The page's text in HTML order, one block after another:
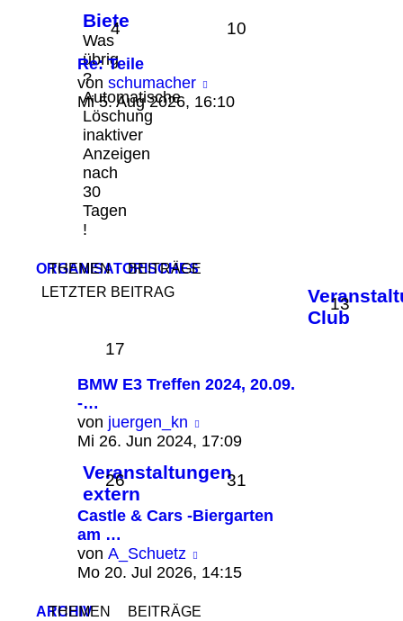
Biete
Was
übrig
?
Automatische
Löschung
inaktiver
Anzeigen
nach
30
Tagen
!
4 10
Re: Teile
von schumacher
Beitrag
Mi 5. Aug 2026, 16:10
ORGANISATORISCHES
THEMEN
BEITRÄGE
LETZTER BEITRAG
Club
13
17
BMW E3 Treffen 2024, 20.09.
-…
von juergen_kn
Beitrag
Mi 26. Jun 2024, 17:09
Veranstaltungen
extern
26 31
Castle & Cars -Biergarten
am …
von A_Schuetz
Beitrag
Mo 20. Jul 2026, 14:15
ARCHIV
THEMEN
BEITRÄGE